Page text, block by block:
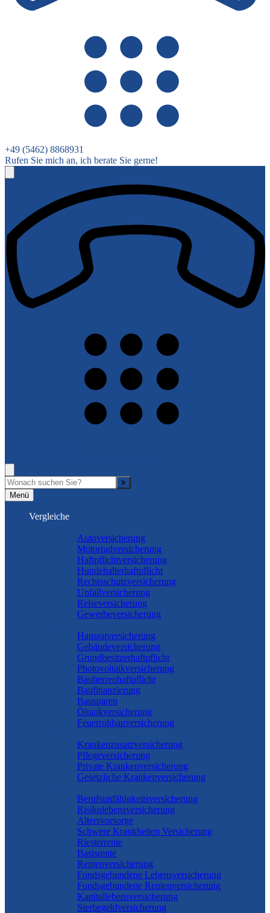
+49 (5462) 8868931
Rufen Sie mich an, ich berate Sie gerne!
Menü
Vergleiche
Autoversicherung
Motorradversicherung
Haftpflichtversicherung
Hundehalterhaftpflicht
Rechtsschutzversicherung
Unfallversicherung
Reiseversicherung
Gewerbeversicherung
Hausratversicherung
Gebäudeversicherung
Grundbesitzerhaftpflicht
Photovoltaikversicherung
Bauherrenhaftpflicht
Baufinanzierung
Bausparen
Öltankversicherung
Feuerrohbauversicherung
Krankenzusatzversicherung
Pflegeversicherung
Private Krankenversicherung
Gesetzliche Krankenversicherung
Berufs­unfähigkeitsversicherung
Risikolebensversicherung
Altersvorsorge
Schwere Krankheiten Versicherung
Riesterrente
Basisrente
Rentenversicherung
Fondsgebundene Lebensversicherung
Fondsgebundene Rentenversicherung
Kapitallebensversicherung
Sterbegeldversicherung